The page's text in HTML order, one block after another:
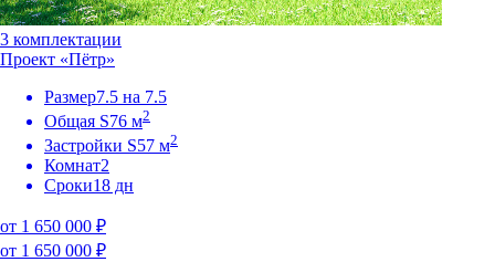
3 комплектации
Проект «Пётр»
Размер7.5 на 7.5
Общая S76 м2
Застройки S57 м2
Комнат2
Сроки18 дн
от 1 650 000 ₽
от 1 650 000 ₽